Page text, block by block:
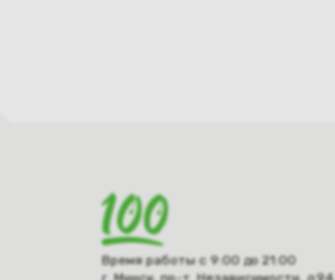
Время работы с 9:00 до 21:00